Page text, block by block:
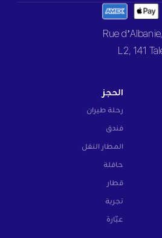
الحجز
رحلة طيران
فندق
المطار النقل
حافلة
قطار
تجربة
عبّارة